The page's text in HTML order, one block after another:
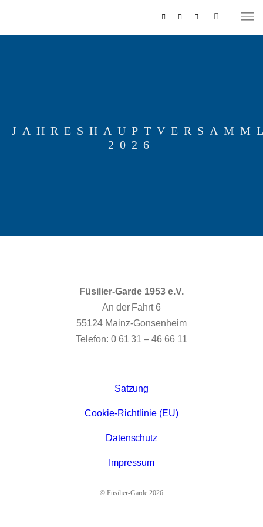
2026
Füsilier-Garde 1953 e.V.
An der Fahrt 6
55124 Mainz-Gonsenheim
Telefon: 0 61 31 – 46 66 11
Satzung
Cookie-Richtlinie (EU)
Datenschutz
Impressum
© Füsilier-Garde 2026